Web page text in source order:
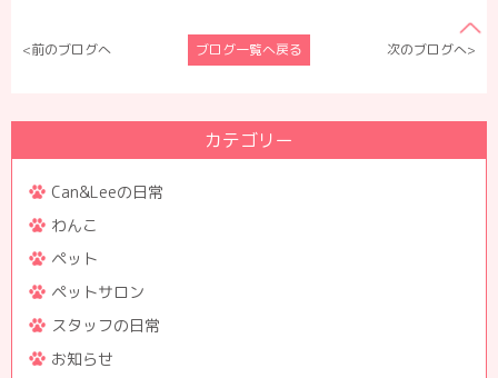
<前のブログへ ブログ一覧へ戻る 次のブログへ>
カテゴリー
Can&Leeの日常
わんこ
ペット
ペットサロン
スタッフの日常
お知らせ